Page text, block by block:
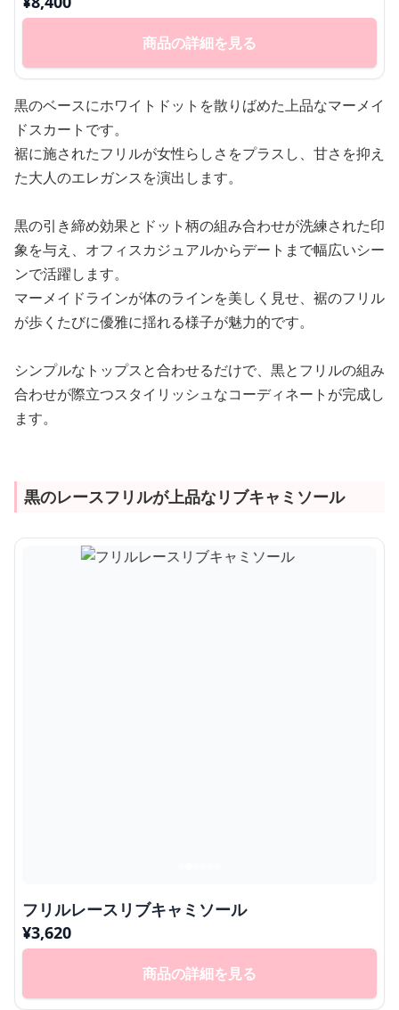
商品の詳細を見る
黒のベースにホワイトドットを散りばめた上品なマーメイ
ドスカートです。
裾に施されたフリルが女性らしさをプラスし、甘さを抑え
た大人のエレガンスを演出します。
黒の引き締め効果とドット柄の組み合わせが洗練された印
象を与え、オフィスカジュアルからデートまで幅広いシー
ンで活躍します。
マーメイドラインが体のラインを美しく見せ、裾のフリル
が歩くたびに優雅に揺れる様子が魅力的です。
シンプルなトップスと合わせるだけで、黒とフリルの組み
合わせが際立つスタイリッシュなコーディネートが完成し
ます。
黒のレースフリルが上品なリブキャミソール
フリルレースリブキャミソール
¥3,620
商品の詳細を見る